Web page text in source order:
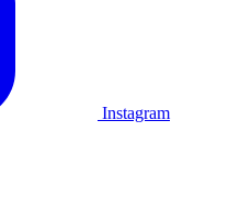
Instagram